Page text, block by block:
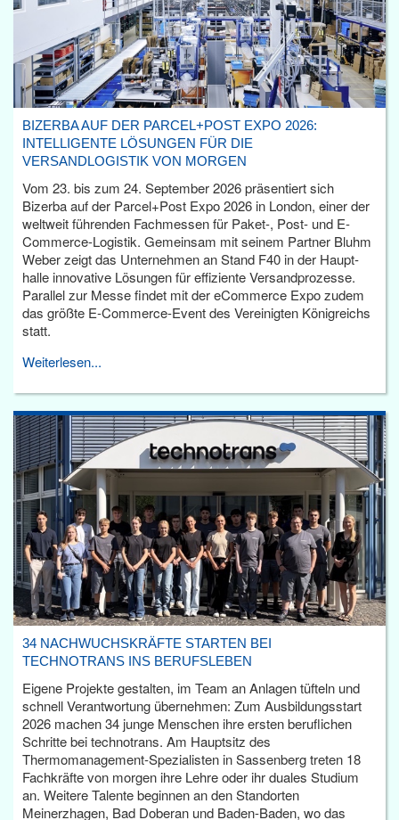
BIZERBA AUF DER PARCEL+POST EXPO 2026:
INTELLIGENTE LÖSUNGEN FÜR DIE
VERSANDLOGISTIK VON MORGEN
Vom 23. bis zum 24. September 2026 präsentiert sich
Bizerba auf der Parcel+Post Expo 2026 in London, einer der
weltweit führenden Fachmessen für Paket-, Post- und E-
Commerce-Logistik. Gemeinsam mit seinem Partner Bluhm
Weber zeigt das Unternehmen an Stand F40 in der Haupt­
halle innovative Lösungen für effiziente Versandprozesse.
Parallel zur Messe findet mit der eCommerce Expo zudem
das größte E-Commerce-Event des Vereinigten Königreichs
statt.
Weiterlesen...
34 NACHWUCHSKRÄFTE STARTEN BEI
TECHNOTRANS INS BERUFSLEBEN
Eigene Projekte gestalten, im Team an Anlagen tüfteln und
schnell Verantwortung übernehmen: Zum Ausbildungsstart
2026 machen 34 junge Menschen ihre ersten beruflichen
Schritte bei technotrans. Am Hauptsitz des
Thermomanagement-Spezialisten in Sassenberg treten 18
Fachkräfte von morgen ihre Lehre oder ihr duales Studium
an. Weitere Talente beginnen an den Standorten
Meinerzhagen, Bad Doberan und Baden-Baden, wo das